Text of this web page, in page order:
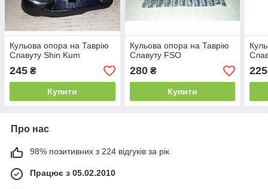
Кульова опора на Таврію
Славуту Shin Kum
245 ₴
Купити
Кульова опора на Таврію
Славуту FSO
280₴
Купити
225
Про нас
98% позитивних з 224 відгуків за рік
Працює з 05.02.2010